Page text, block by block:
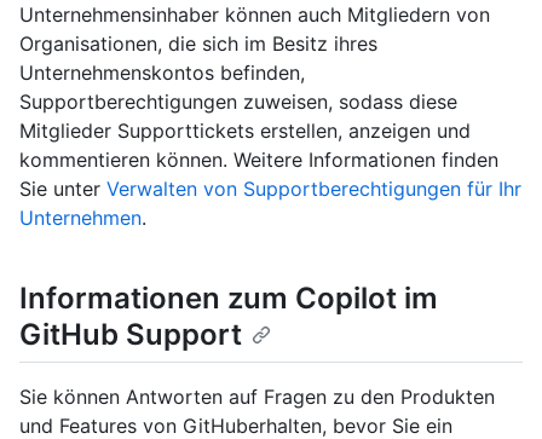
Unternehmensinhaber können auch Mitgliedern von
Organisationen, die sich im Besitz ihres
Unternehmenskontos befinden,
Supportberechtigungen zuweisen, sodass diese
Mitglieder Supporttickets erstellen, anzeigen und
kommentieren können. Weitere Informationen finden
Sie unter Verwalten von Supportberechtigungen für Ihr
Unternehmen.
Informationen zum Copilot im
GitHub Support
Sie können Antworten auf Fragen zu den Produkten
und Features von GitHuberhalten, bevor Sie ein